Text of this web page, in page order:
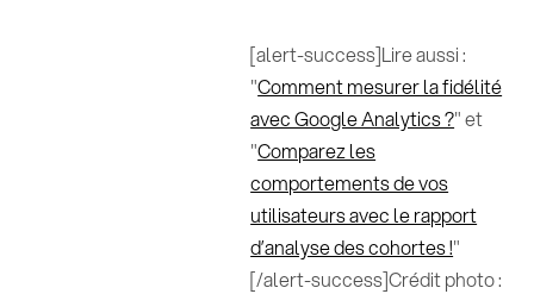
[alert-success]Lire aussi :
"Comment mesurer la fidélité
avec Google Analytics ?" et
"Comparez les
comportements de vos
utilisateurs avec le rapport
d’analyse des cohortes !"
[/alert-success]Crédit photo :